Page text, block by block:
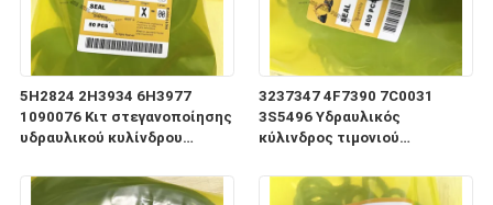
5H2824 2H3934 6H3977
1090076 Κιτ στεγανοποίησης
υδραυλικού κυλίνδρου
ανύψωσης
3237347 4F7390 7C0031
3S5496 Υδραυλικός
κύλινδρος τιμονιού
στεγανοποίηση